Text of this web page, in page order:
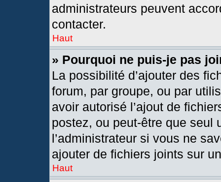
administrateurs peuvent
contacter.
Haut
» Pourquoi ne puis-je pas
La possibilité d’ajouter des
forum, par groupe, ou par
avoir autorisé l’ajout de
postez, ou peut-être que seul
l’administrateur si vous ne
ajouter de fichiers joints sur
Haut